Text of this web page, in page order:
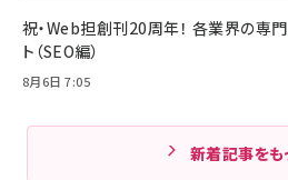
祝・Web担創刊20周年！ 各業界の専
ト（SEO編）
8月6日 7:05
新着記事をも